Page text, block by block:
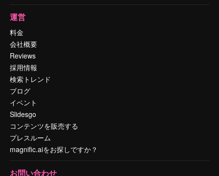
運営
料金
会社概要
Reviews
採用情報
検索トレンド
ブログ
イベント
Slidesgo
コンテンツを販売する
プレスルーム
magnific.aiをお探しですか？
お問い合わせ